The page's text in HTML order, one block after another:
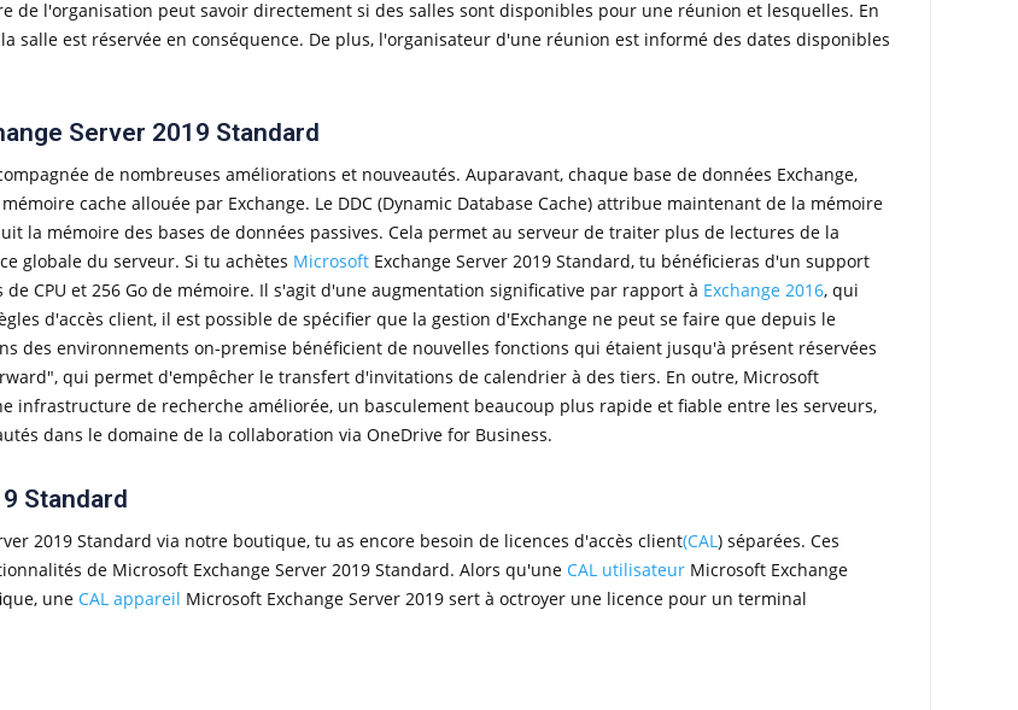
de l'organisation peut savoir directement si des salles sont disponibles pour une réunion et lesquelles. En
salle est réservée en conséquence. De plus, l'organisateur d'une réunion est informé des dates disponibles
Server 2019 Standard
de nombreuses améliorations et nouveautés. Auparavant, chaque base de données Exchange,
cache allouée par Exchange. Le DDC (Dynamic Database Cache) attribue maintenant de la mémoire
la mémoire des bases de données passives. Cela permet au serveur de traiter plus de lectures de la
globale du serveur. Si tu achètes Microsoft Exchange Server 2019 Standard, tu bénéficieras d'un support
CPU et 256 Go de mémoire. Il s'agit d'une augmentation significative par rapport à Exchange 2016, qui
d'accès client, il est possible de spécifier que la gestion d'Exchange ne peut se faire que depuis le
des environnements on-premise bénéficient de nouvelles fonctions qui étaient jusqu'à présent réservées
qui permet d'empêcher le transfert d'invitations de calendrier à des tiers. En outre, Microsoft
infrastructure de recherche améliorée, un basculement beaucoup plus rapide et fiable entre les serveurs,
dans le domaine de la collaboration via OneDrive for Business.
Standard
2019 Standard via notre boutique, tu as encore besoin de licences d'accès client(CAL) séparées. Ces
de Microsoft Exchange Server 2019 Standard. Alors qu'une CAL utilisateur Microsoft Exchange
une CAL appareil Microsoft Exchange Server 2019 sert à octroyer une licence pour un terminal